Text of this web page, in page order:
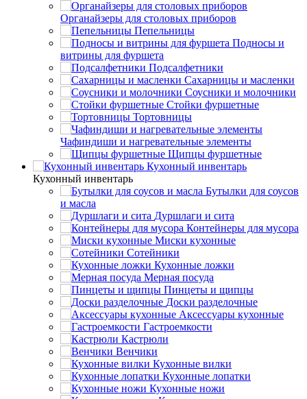
Органайзеры для столовых приборов
Пепельницы
Подносы и
витрины для фуршета
Подсалфетники
Сахарницы и масленки
Соусники и молочники
Стойки фуршетные
Тортовницы
Чафиндиши и нагревательные элементы
Щипцы фуршетные
Кухонный инвентарь
Кухонный инвентарь
Бутылки для соусов
и масла
Дуршлаги и сита
Контейнеры для мусора
Миски кухонные
Сотейники
Кухонные ложки
Мерная посуда
Пинцеты и щипцы
Доски разделочные
Аксессуары кухонные
Гастроемкости
Кастрюли
Венчики
Кухонные вилки
Кухонные лопатки
Кухонные ножи